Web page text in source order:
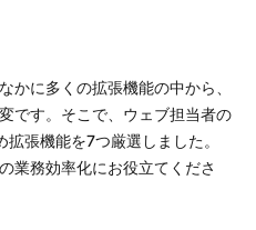
かに多くの拡張機能の中から、
です。そこで、ウェブ担当者の
張機能を7つ厳選しました。
業務効率化にお役立てくださ